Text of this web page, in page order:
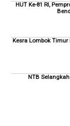
HUT Ke-81 RI,
Kesra Lombok
NTB